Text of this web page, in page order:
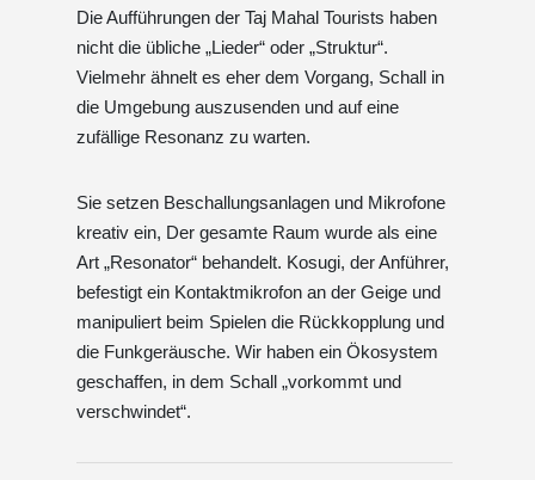
Die Aufführungen der Taj Mahal Tourists haben
nicht die übliche „Lieder“ oder „Struktur“.
Vielmehr ähnelt es eher dem Vorgang, Schall in
die Umgebung auszusenden und auf eine
zufällige Resonanz zu warten.
Sie setzen Beschallungsanlagen und Mikrofone
kreativ ein, Der gesamte Raum wurde als eine
Art „Resonator“ behandelt. Kosugi, der Anführer,
befestigt ein Kontaktmikrofon an der Geige und
manipuliert beim Spielen die Rückkopplung und
die Funkgeräusche. Wir haben ein Ökosystem
geschaffen, in dem Schall „vorkommt und
verschwindet“.